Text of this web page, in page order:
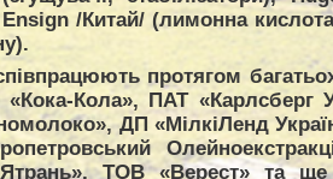
/Китай/ (лимонна
протягом
Кола», ПАТ
ДП «МілкіЛенд
ТОВ «Верест» та ще